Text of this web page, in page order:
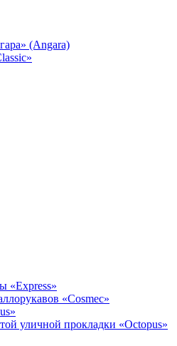
(Angara)
«Express»
«Cosmec»
уличной прокладки «Octopus»